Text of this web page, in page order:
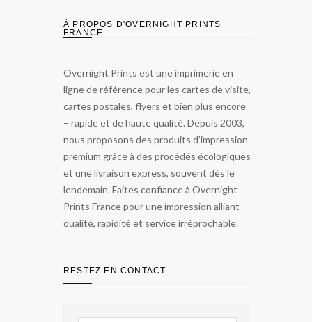
À PROPOS D'OVERNIGHT PRINTS
FRANCE
Overnight Prints est une imprimerie en
ligne de référence pour les cartes de visite,
cartes postales, flyers et bien plus encore
– rapide et de haute qualité. Depuis 2003,
nous proposons des produits d’impression
premium grâce à des procédés écologiques
et une livraison express, souvent dès le
lendemain. Faites confiance à Overnight
Prints France pour une impression alliant
qualité, rapidité et service irréprochable.
RESTEZ EN CONTACT